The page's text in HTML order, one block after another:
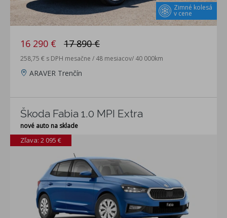
Zimné kolesá
v cene
16 290 € 17 890 €
258,75 € s DPH mesačne / 48 mesiacov/ 40 000km
ARAVER Trenčín
Škoda Fabia 1.0 MPI Extra
nové auto na sklade
Zľava: 2 095 €